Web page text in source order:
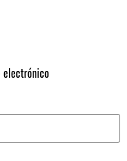
electrónico